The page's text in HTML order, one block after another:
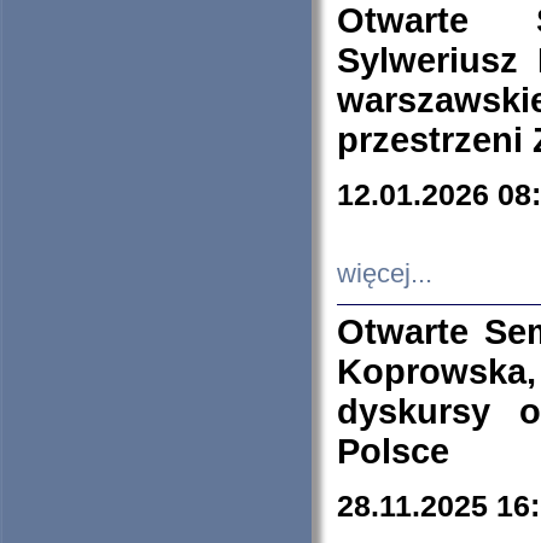
Otwarte
Sylweriusz
przestrzeni
12.01.2026
więcej...
Otwarte
dyskursy
Polsce
28.11.2025